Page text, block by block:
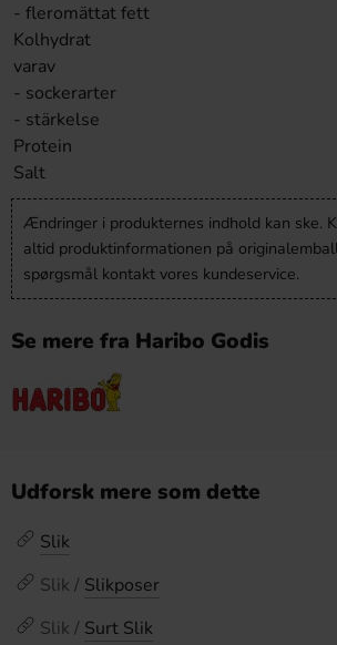
- fleromättat fett
Kolhydrat
varav
- sockerarter
- stärkelse
Protein
Salt
Ændringer i produkternes indhold kan ske.
altid produktinformationen på
spørgsmål kontakt vores kundeservice.
Se mere fra Haribo Godis
Udforsk mere som dette
Slik
Slik / Slikposer
Slik / Surt Slik